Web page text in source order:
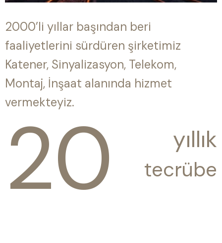
2000’li yıllar başından beri
faaliyetlerini sürdüren şirketimiz
Katener, Sinyalizasyon, Telekom,
Montaj, İnşaat alanında hizmet
vermekteyiz.
yıllık
20 tecrübe